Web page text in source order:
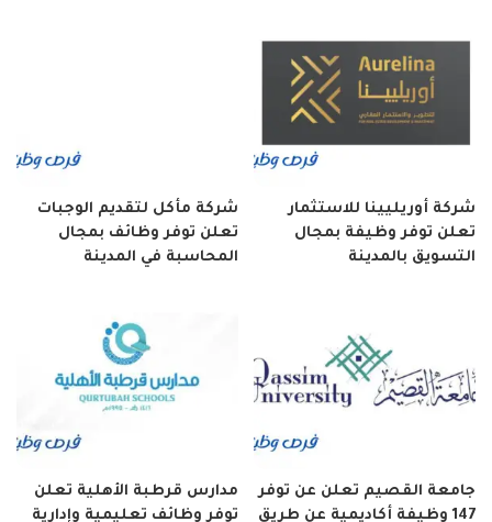
شركة أوريليينا للاستثمار
تعلن توفر وظيفة بمجال
التسويق بالمدينة
شركة مأكل لتقديم الوجبات
تعلن توفر وظائف بمجال
المحاسبة في المدينة
جامعة القصيم تعلن عن توفر
147 وظيفة أكاديمية عن طريق
مدارس قرطبة الأهلية تعلن
توفر وظائف تعليمية وإدارية